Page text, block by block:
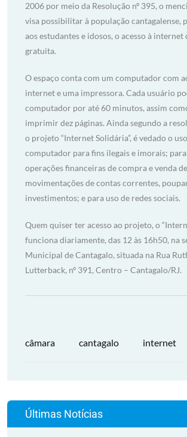
2006 por meio da Resolução nº 395, o
visa possibilitar à população cantagalense,
aos estudantes e idosos, o acesso à internet
gratuita.
O espaço conta com um computador com
internet e uma impressora. Cada usuário
computador por até 60 minutos, assim
imprimir dez páginas. Ainda segundo a
o projeto “Internet Solidária”, é vedado o
computador para fins ilegais e imorais;
operações financeiras de compra e venda
movimentações de contas correntes,
investimentos; e para uso de redes sociais.
Quem quiser ter acesso ao projeto, o
funciona diariamente, das 12 às 16h50, na
Municipal de Cantagalo, situada na Rua
Lutterback, nº 391, Centro – Cantagalo/RJ.
câmara cantagalo internet
Últimas Notícias